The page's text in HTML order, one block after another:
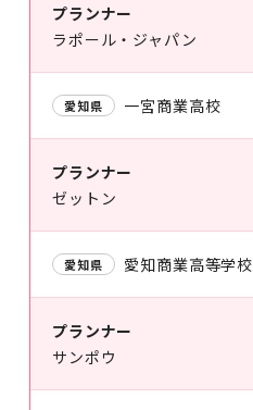
プランナー
ラポール・ジャパン
愛知県 一宮商業高校
プランナー
ゼットン
愛知県 愛知商業高等学校
プランナー
サンポウ